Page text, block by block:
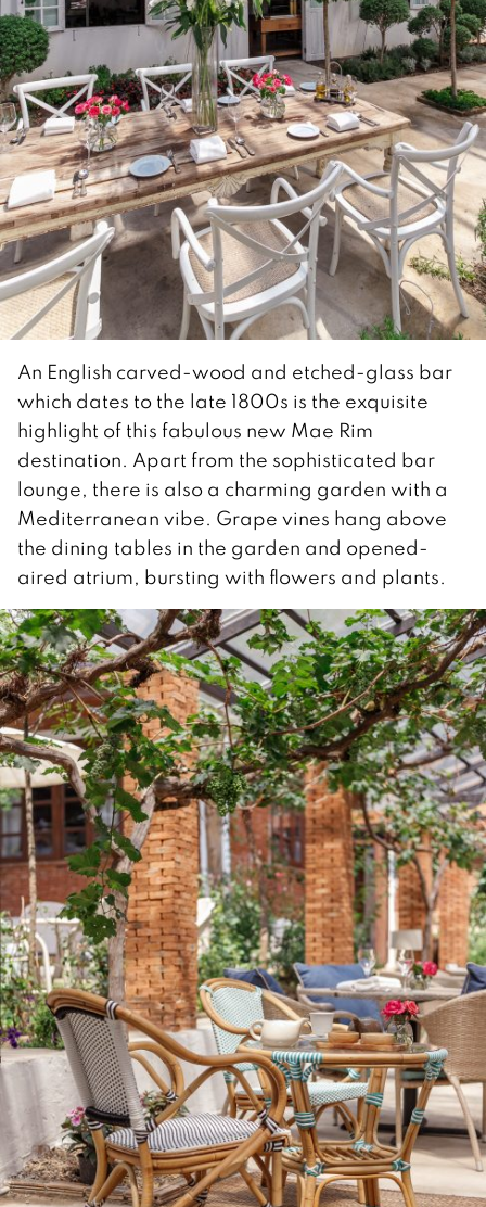
An English carved-wood and etched-glass bar
which dates to the late 1800s is the exquisite
highlight of this fabulous new Mae Rim
destination. Apart from the sophisticated bar
lounge, there is also a charming garden with a
Mediterranean vibe. Grape vines hang above
the dining tables in the garden and opened-
aired atrium, bursting with flowers and plants.